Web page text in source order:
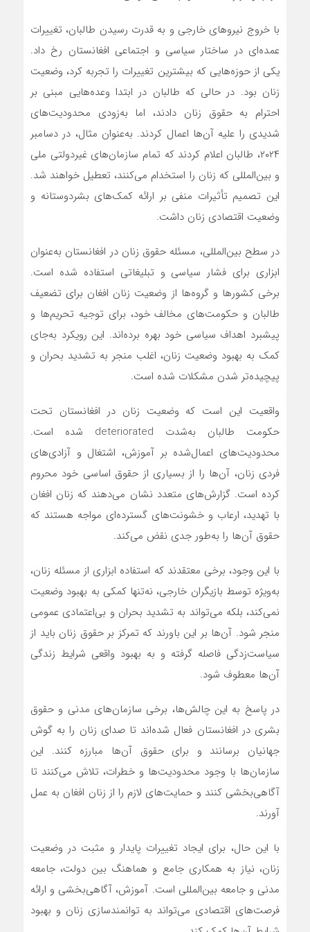
با خروج نیروهای خارجی و به قدرت رسیدن طالبان، تغییرات
عمده‌ای در ساختار سیاسی و اجتماعی افغانستان رخ داد.
یکی از حوزه‌هایی که بیشترین تغییرات را تجربه کرد، وضعیت
زنان بود. در حالی که طالبان در ابتدا وعده‌هایی مبنی بر
احترام به حقوق زنان دادند، اما به‌زودی محدودیت‌های
شدیدی را علیه آن‌ها اعمال کردند. به‌عنوان مثال، در دسامبر
۲۰۲۴، طالبان اعلام کردند که تمام سازمان‌های غیردولتی ملی
و بین‌المللی که زنان را استخدام می‌کنند، تعطیل خواهند شد.
این تصمیم تأثیرات منفی بر ارائه کمک‌های بشردوستانه و
وضعیت اقتصادی زنان داشت.
در سطح بین‌المللی، مسئله حقوق زنان در افغانستان به‌عنوان
ابزاری برای فشار سیاسی و تبلیغاتی استفاده شده است.
برخی کشورها و گروه‌ها از وضعیت زنان افغان برای تضعیف
طالبان و حکومت‌های مخالف خود، برای توجیه تحریم‌ها و
پیشبرد اهداف سیاسی خود بهره برده‌اند. این رویکرد به‌جای
کمک به بهبود وضعیت زنان، اغلب منجر به تشدید بحران و
پیچیده‌تر شدن مشکلات شده است.
واقعیت این است که وضعیت زنان در افغانستان تحت
حکومت طالبان به‌شدت deteriorated شده است.
محدودیت‌های اعمال‌شده بر آموزش، اشتغال و آزادی‌های
فردی زنان، آن‌ها را از بسیاری از حقوق اساسی خود محروم
کرده است. گزارش‌های متعدد نشان می‌دهند که زنان افغان
با تهدید، ارعاب و خشونت‌های گسترده‌ای مواجه هستند که
حقوق آن‌ها را به‌طور جدی نقض می‌کند.
با این وجود، برخی معتقدند که استفاده ابزاری از مسئله زنان،
به‌ویژه توسط بازیگران خارجی، نه‌تنها کمکی به بهبود وضعیت
نمی‌کند، بلکه می‌تواند به تشدید بحران و بی‌اعتمادی عمومی
منجر شود. آن‌ها بر این باورند که تمرکز بر حقوق زنان باید از
سیاست‌زدگی فاصله گرفته و به بهبود واقعی شرایط زندگی
آن‌ها معطوف شود.
در پاسخ به این چالش‌ها، برخی سازمان‌های مدنی و حقوق
بشری در افغانستان فعال شده‌اند تا صدای زنان را به گوش
جهانیان برسانند و برای حقوق آن‌ها مبارزه کنند. این
سازمان‌ها با وجود محدودیت‌ها و خطرات، تلاش می‌کنند تا
آگاهی‌بخشی کنند و حمایت‌های لازم را از زنان افغان به عمل
آورند.
با این حال، برای ایجاد تغییرات پایدار و مثبت در وضعیت
زنان، نیاز به همکاری جامع و هماهنگ بین دولت، جامعه
مدنی و جامعه بین‌المللی است. آموزش، آگاهی‌بخشی و ارائه
فرصت‌های اقتصادی می‌تواند به توانمندسازی زنان و بهبود